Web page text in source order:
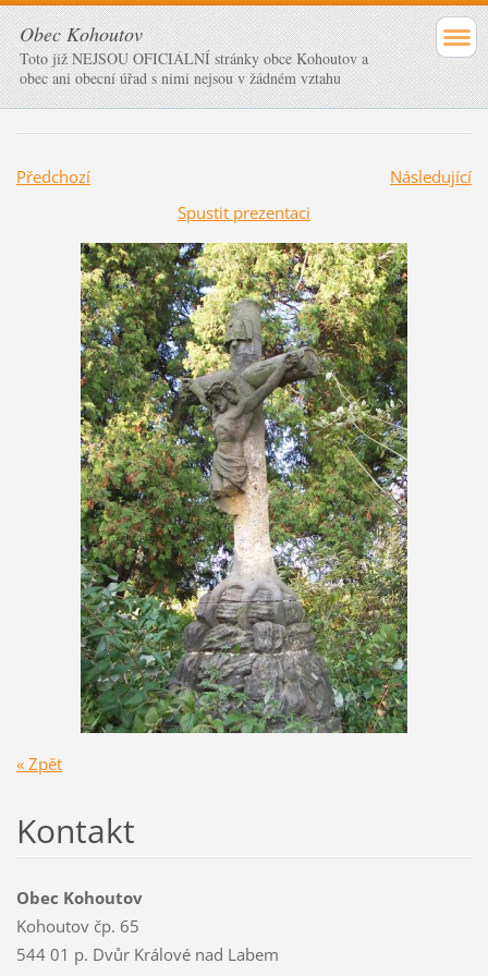
Obec Kohoutov
Toto již NEJSOU OFICIÁLNÍ stránky obce Kohoutov a
obec ani obecní úřad s nimi nejsou v žádném vztahu
Předchozí
Následující
Spustit prezentaci
« Zpět
Kontakt
Obec Kohoutov
Kohoutov čp. 65
544 01 p. Dvůr Králové nad Labem